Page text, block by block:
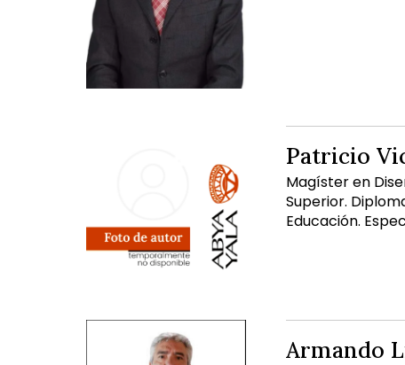
Patricio
Magíster en
Superior.
Educación.
Armando